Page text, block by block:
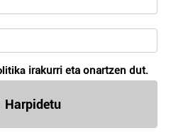
irakurri eta onartzen dut.
Harpidetu